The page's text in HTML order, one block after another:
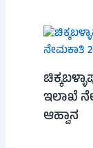
ಇಲಾಖೆ
ಆಹ್ವಾನ